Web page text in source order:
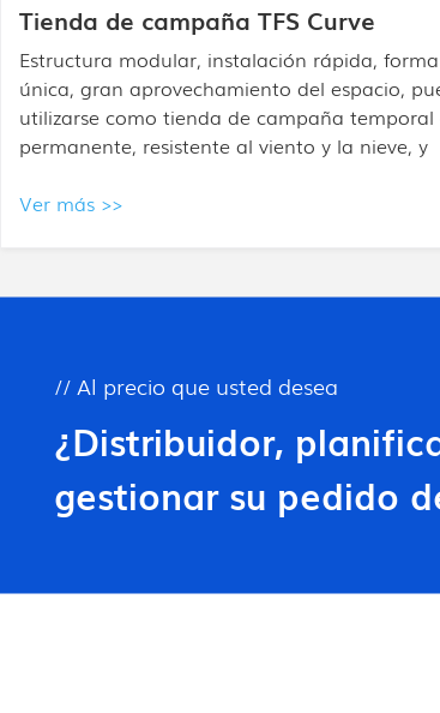
Carpa mixta APS
El diseño de la carpa mixta de techo alto se
en la carpa con estructura. La carpa de techo
combina un techo alto con extremos
semipoligonales y se utiliza principalmente
Ver más >>
// Al precio que usted desea
¿Distribuidor,
gestionar su pedido